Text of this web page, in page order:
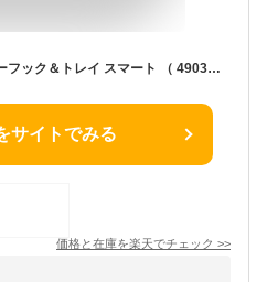
山崎実業 smart マグネットキーフック＆トレイ スマート （ 4903208027540 6連 275 鍵 鍵掛け 鍵収納 壁掛け 引っ掛け 小物入れ フック 玄関 収納 かぎ おしゃれ ホワイト ブラック 鍵入れ 玄関収納 ドア ）
サイトでみる
価格と在庫を楽天でチェック >>